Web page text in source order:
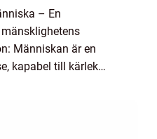
– En
Människan är en
kapabel till kärlek